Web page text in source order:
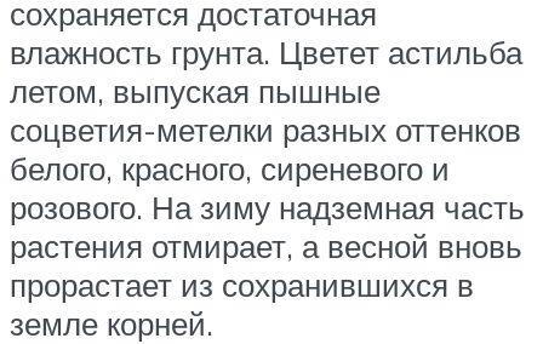
сохраняется достаточная
влажность грунта. Цветет астильба
летом, выпуская пышные
соцветия-метелки разных оттенков
белого, красного, сиреневого и
розового. На зиму надземная часть
растения отмирает, а весной вновь
прорастает из сохранившихся в
земле корней.